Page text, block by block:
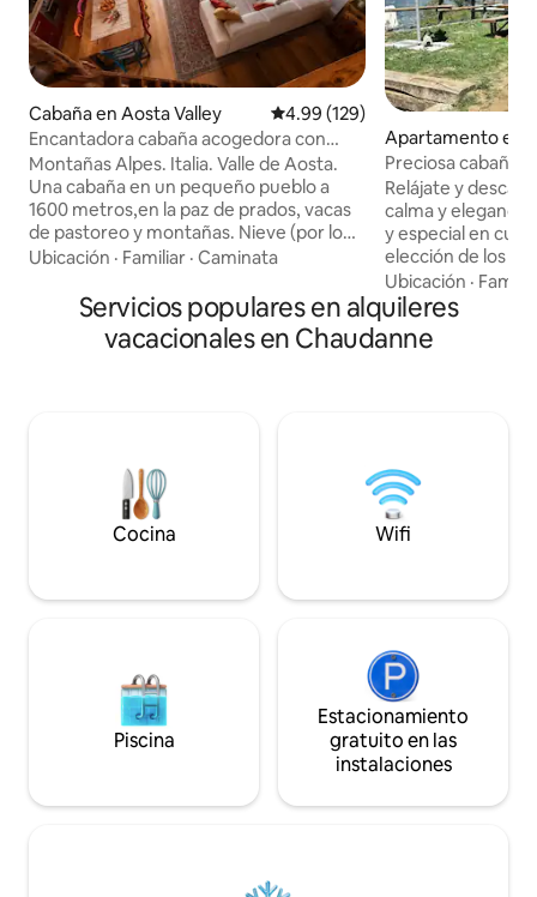
Cabaña en Aosta Valley Calificación promedio: 4.99 de
4.99 (129)
Encantadora cabaña acogedora con
vistas increíbles
Montañas Alpes. Italia. Valle de Aosta.
Una cabaña en un pequeño pueblo a
1600 metros,en la paz de prados, vacas
de pastoreo y montañas. Nieve (por lo
general) durante el invierno. Un lugar del
preservando las antiguas vigas del
techo. Una vista maravillosa desde los
grandes ventanales y una tranquilidad
tranquilas, tanto en raquetas de nieve
como en esquí.
Ubicación · Familiar · Caminata
Apartamento en
d
Preciosa cabaña
impresionantes y
Relájate y
calma y
y especial en
elección de los
Hermoso
chalet inmerso en
Aosta Una sala
el más mínimo
Sauna privada al
Ubicación ·
Servicios populares en alquileres
vacacionales en Chaudanne
Cocina Wifi
Piscina
Estacionamiento
gratuito en las
instalaciones